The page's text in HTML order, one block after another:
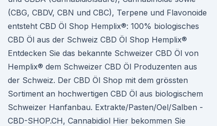
(CBG, CBDV, CBN und CBC), Terpene und Flavonoide
entsteht CBD Öl Shop Hemplix®: 100% biologisches
CBD Öl aus der Schweiz CBD Öl Shop Hemplix®
Entdecken Sie das bekannte Schweizer CBD Öl von
Hemplix® dem Schweizer CBD Öl Produzenten aus
der Schweiz. Der CBD Öl Shop mit dem grössten
Sortiment an hochwertigen CBD Öl aus biologischem
Schweizer Hanfanbau. Extrakte/Pasten/Oel/Salben -
CBD-SHOP.CH, Cannabidiol Hier bekommen Sie